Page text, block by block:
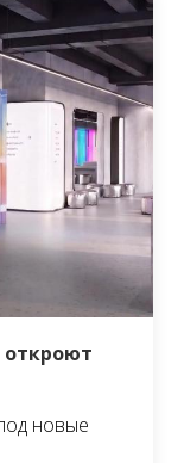
откроют
новые